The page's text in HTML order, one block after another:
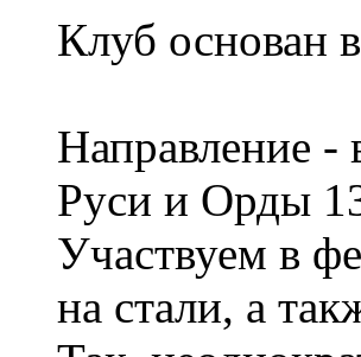
Клуб основан
Направление -
Руси и Орды
Участвуем в
на стали, а